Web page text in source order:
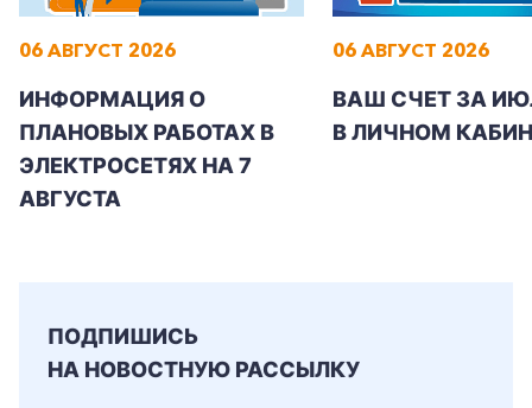
+7-800-700-24-57
Частным клиентам
Корпоративным клиентам
06 АВГУСТ 2026
ИНФОРМАЦИЯ О
ПЛАНОВЫХ РАБОТАХ В
ЭЛЕКТРОСЕТЯХ НА 7
АВГУСТА
06 АВГУСТ 2026
ВАШ СЧЕТ ЗА
В ЛИЧНОМ
ПОДПИШИСЬ
НА НОВОСТНУЮ РАССЫЛКУ